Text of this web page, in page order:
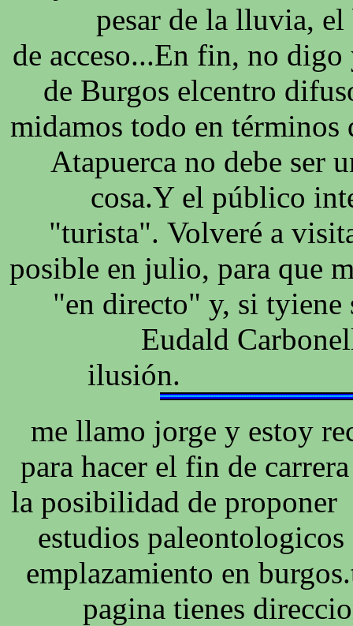
pesar de la lluvia,
de acceso...En fin, no
de Burgos elcentro
midamos todo en
Atapuerca no debe ser
cosa.Y el público
"turista". Volveré a
posible en julio, para que
"en directo" y, si tyiene
Eudald
ilusión.
me llamo jorge y estoy
para hacer el fin de
la posibilidad de proponer
estudios paleontologicos
emplazamiento en
pagina tienes